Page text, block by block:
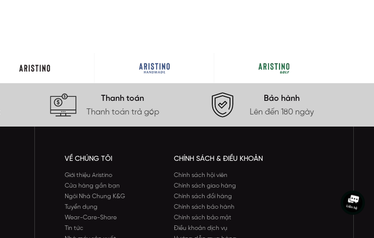
Thanh toán
Thanh toán trả góp
Bảo hành
Lên đến 180 ngày
VỀ CHÚNG TÔI
Giới thiệu Aristino
Cửa hàng gần bạn
Ngôi Nhà Chung K&G
Tuyển dụng
Wear-Care-Share
Tin tức
CHÍNH SÁCH & ĐIỀU KHOẢN
Chính sách hội viên
Chính sách giao hàng
Chính sách đổi hàng
Chính sách bảo hành
Chính sách bảo mật
Điều khoản dịch vụ